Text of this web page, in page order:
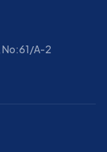
No:61/A-2